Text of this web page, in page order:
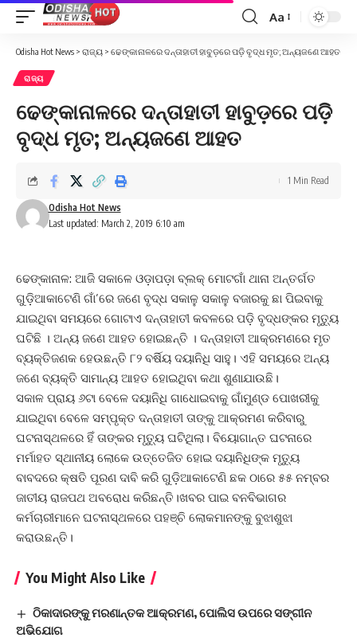
Font
Aa
Odisha Hot News > ରାଜ୍ୟ > ଢେଙ୍କାନାଳରେ ଦନ୍ତାହାତୀ ହାବୁଡ଼ରେ ପଡ଼ି ବୃଦ୍ଧ ମୃତ; ଅନ୍ୟଜଣେ ଆହତ
ରାଜ୍ୟ
ଢେଙ୍କାନାଳରେ ଦନ୍ତାହାତୀ ହାବୁଡ଼ରେ ପଡ଼ି
ବୃଦ୍ଧ ମୃତ; ଅନ୍ୟଜଣେ ଆହତ
Last updated: March 2, 2019 6:10 am
Odisha Hot News
1 Min Read
ଢେଙ୍କାନାଳ: ଆଜି ସକାଳେ ଓଡ଼ାପଡ଼ା ବ୍ଲକ୍‌ ମୋଟଗାଁ ଥାନା ଅନ୍ତର୍ଗତ
ଗୁଡ଼ିଆକାଟେଣି ଗାଁ’ରେ ଜଣେ ବୃଦ୍ଧ ସକାଳୁ ସକାଳୁ ବଜାରକୁ ଛା ପିଇବାକୁ
ଯାଇଥିବା ସମୟରେ ଗୋଟାଏ ଦନ୍ତାହାତୀ କବଳରେ ପଡ଼ି ବୃଦ୍ଧଙ୍କର ମୃତ୍ୟୁ
ଘଟିଛି । ଅନ୍ୟ ଜଣେ ଆହତ ହୋଇଛନ୍ତି । ଦନ୍ତାହାତୀ ଆକ୍ରମଣରେ ମୃତ
ବ୍ୟକ୍ତିଜଣକ ହେଉଛନ୍ତି ୮୨ ବର୍ଷିୟ ଦୟାନିଧି ସାହୁ। ଏହି ସମୟରେ ଅନ୍ୟ
ଜଣେ ବ୍ୟକ୍ତି ସାମାନ୍ୟ ଆହତ ହୋଇଥିବା କଥା ଶୁଣାଯାଉଛି।
ସକାଳ ପ୍ରାୟ ୬ଟା ବେଳେ ଦୟାନିଧି ଗାଧୋଇବାକୁ ଗାଁମୁଣ୍ଡ ପୋଖରୀକୁ
ଯାଇଥିବା ବେଳେ ସମ୍ପୃକ୍ତ ଦନ୍ତାହାତୀ ତାଙ୍କୁ ଆକ୍ରମଣ କରିବାରୁ
ଘଟନାସ୍ଥଳରେ ହିଁ ତାଙ୍କର ମୃତ୍ୟୁ ଘଟିଥିଲା। ବିୟୋଗାନ୍ତ ଘଟନାରେ
ମର୍ମାହତ ସ୍ଥାନୀୟ ଲୋକେ ଉତ୍ତେଜିତ ହୋଇ ଦୟାନିଧିଙ୍କ ମୃତ୍ୟୁ
ବାବଦରେ କ୍ଷତି ପୂରଣ ଦାବି କରି ଗୁଡ଼ିଆକାଟେଣି ଛକ ଠାରେ ୫୫ ନମ୍ବର
ଜାତୀୟ ରାଜପଥ ଅବରୋଧ କରିଛନ୍ତି।ଖବର ପାଇ ବନବିଭାଗର
କର୍ମଚାରୀମାନେ ଘଟନାସ୍ଥଳରେ ପହଞ୍ଚି ଲୋକମାନଙ୍କୁ ବୁଝାଶୁଝା
କରାଉଛନ୍ତି।
You Might Also Like
ଠିକାଦାରଙ୍କୁ ମରଣାନ୍ତକ ଆକ୍ରମଣ, ପୋଲିସ ଉପରେ ସଙ୍ଗୀନ
ଅଭିଯୋଗ